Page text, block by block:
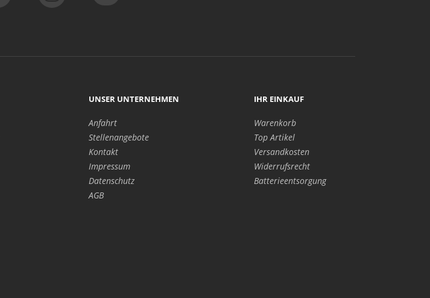
UNSER UNTERNEHMEN
Anfahrt
Stellenangebote
Kontakt
Impressum
Datenschutz
AGB
IHR EINKAUF
Warenkorb
Top Artikel
Versandkosten
Widerrufsrecht
Batterieentsorgung